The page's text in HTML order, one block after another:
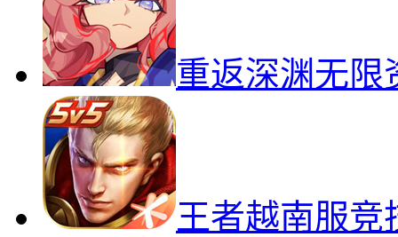
重返深渊无限
王者越南服竞